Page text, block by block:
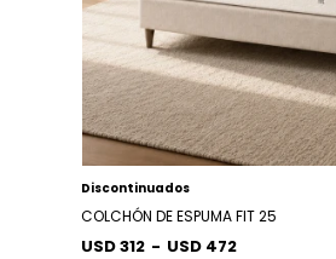
Discontinuados
COLCHÓN DE ESPUMA FIT 25
USD 312 - USD 472